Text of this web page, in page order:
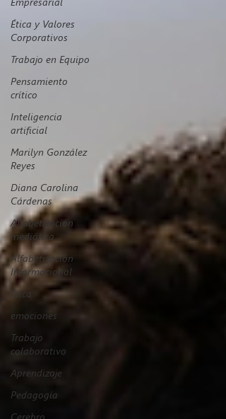
Ética y Valores
Corporativos
Trabajo en Equipo
Pensamiento
crítico
Inteligencia
artificial
Marilyn González
Reyes
Diana Carolina
Cárdenas
Alfabetización
mediática
Alfabetización
Informacional
Ética
emociones
Trabajo
colaborativo
Aprendizaje
Pedagogía
Cerebro